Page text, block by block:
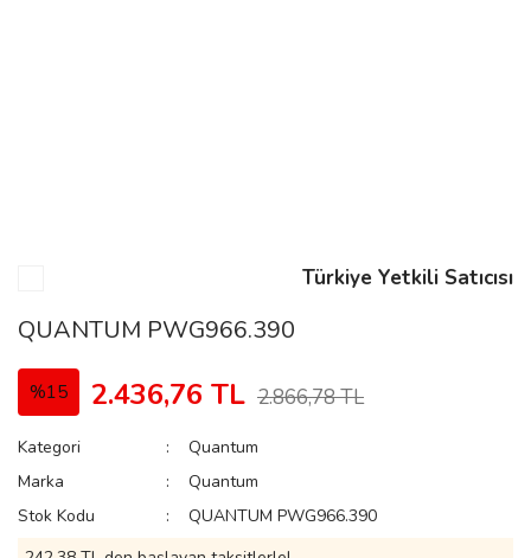
Türkiye Yetkili Satıcısı
QUANTUM PWG966.390
%15 2.436,76 TL 2.866,78 TL
Kategori
Quantum
Marka
Quantum
Stok Kodu
QUANTUM PWG966.390